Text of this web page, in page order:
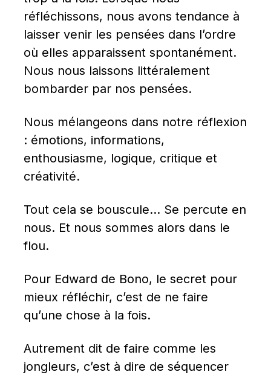
réfléchissons, nous avons tendance à
laisser venir les pensées dans l’ordre
où elles apparaissent spontanément.
Nous nous laissons littéralement
bombarder par nos pensées.
Nous mélangeons dans notre réflexion
: émotions, informations,
enthousiasme, logique, critique et
créativité.
Tout cela se bouscule… Se percute en
nous. Et nous sommes alors dans le
flou.
Pour Edward de Bono, le secret pour
mieux réfléchir, c’est de ne faire
qu’une chose à la fois.
Autrement dit de faire comme les
jongleurs, c’est à dire de séquencer